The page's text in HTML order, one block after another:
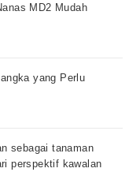
MD2 Mudah
yang Perlu
sebagai tanaman
perspektif kawalan